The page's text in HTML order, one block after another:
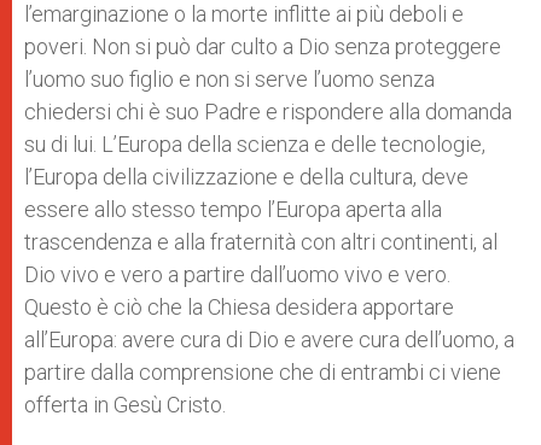
l’emarginazione o la morte inflitte ai più deboli e
poveri. Non si può dar culto a Dio senza proteggere
l’uomo suo figlio e non si serve l’uomo senza
chiedersi chi è suo Padre e rispondere alla domanda
su di lui. L’Europa della scienza e delle tecnologie,
l’Europa della civilizzazione e della cultura, deve
essere allo stesso tempo l’Europa aperta alla
trascendenza e alla fraternità con altri continenti, al
Dio vivo e vero a partire dall’uomo vivo e vero.
Questo è ciò che la Chiesa desidera apportare
all’Europa: avere cura di Dio e avere cura dell’uomo, a
partire dalla comprensione che di entrambi ci viene
offerta in Gesù Cristo.